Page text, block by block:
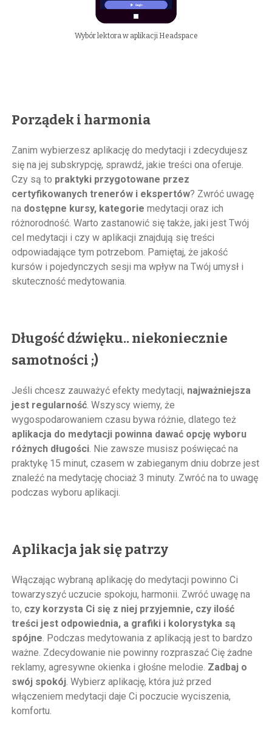
Wybór lektora w aplikacji Headspace
Porządek i harmonia
Zanim wybierzesz aplikację do medytacji i zdecydujesz
się na jej subskrypcję, sprawdź, jakie treści ona oferuje.
Czy są to praktyki przygotowane przez
certyfikowanych trenerów i ekspertów? Zwróć uwagę
na dostępne kursy, kategorie medytacji oraz ich
różnorodność. Warto zastanowić się także, jaki jest Twój
cel medytacji i czy w aplikacji znajdują się treści
odpowiadające tym potrzebom. Pamiętaj, że jakość
kursów i pojedynczych sesji ma wpływ na Twój umysł i
skuteczność medytowania.
Długość dźwięku.. niekoniecznie
samotności ;)
Jeśli chcesz zauważyć efekty medytacji, najważniejsza
jest regularność. Wszyscy wiemy, że
wygospodarowaniem czasu bywa różnie, dlatego też
aplikacja do medytacji powinna dawać opcję wyboru
różnych długości. Nie zawsze musisz poświęcać na
praktykę 15 minut, czasem w zabieganym dniu dobrze jest
znaleźć na medytację chociaż 3 minuty. Zwróć na to uwagę
podczas wyboru aplikacji.
Aplikacja jak się patrzy
Włączając wybraną aplikację do medytacji powinno Ci
towarzyszyć uczucie spokoju, harmonii. Zwróć uwagę na
to, czy korzysta Ci się z niej przyjemnie, czy ilość
treści jest odpowiednia, a grafiki i kolorystyka są
spójne. Podczas medytowania z aplikacją jest to bardzo
ważne. Zdecydowanie nie powinny rozpraszać Cię żadne
reklamy, agresywne okienka i głośne melodie. Zadbaj o
swój spokój. Wybierz aplikację, która już przed
włączeniem medytacji daje Ci poczucie wyciszenia,
komfortu.